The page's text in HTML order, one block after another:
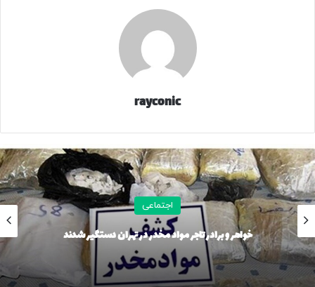
هزار نفر در اروپا بر اثر گرمای شدید جان خود را از دست دادند. این
ارقام نشان می‌دهد که موج‌های گرمایی اکنون به یکی از جدی‌ترین
تهدیدهای سلامت عمومی در بسیاری از کشورها تبدیل شده‌اند.
بنابراین اگر سؤال این باشد که «امروز در جهان مجموعاً سرما
بیشتر می‌کشد یا گرما؟»، پاسخ این است که شواهد علمی هنوز
«کدام خطر آب‌وهوایی ناشی از تغییرات اقلیمی با سرعت بیشتری
در حال افزایش است؟»، پاسخ گرماست؛ به‌ویژه در اروپا که تعداد
قربانیان موج‌های گرمایی در سال‌های اخیر به شکل چشمگیری
افزایش یافته است.
نتیجه فک‌چک
ادعای «موج گرما بیشتر از سرما آدم می‌کشد» به‌طور کلی نادرست
است. بر اساس مطالعات جهانی، مرگ‌های مرتبط با سرما هنوز
rayconic
اجتماعی
خواهر و برادر تاجر مواد مخدر در تهران دستگیر شدند